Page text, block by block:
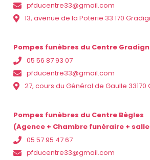
pfducentre33@gmail.com
13, avenue de la Poterie 33 170
Pompes funèbres du Centre
05 56 87 93 07
pfducentre33@gmail.com
27, cours du Général de Gaulle 33170
Pompes funèbres du Centre Bègles
(Agence + Chambre funéraire +
05 57 95 47 67
pfducentre33@gmail.com